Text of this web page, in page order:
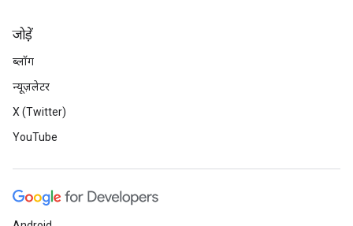
जोड़ें
ब्लॉग
न्यूज़लेटर
X (Twitter)
YouTube